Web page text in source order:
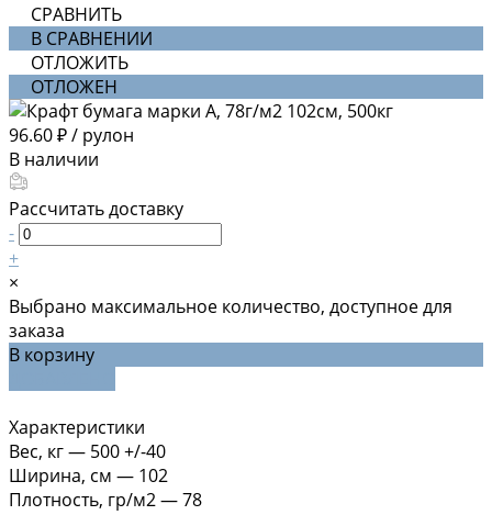
СРАВНИТЬ
В СРАВНЕНИИ
ОТЛОЖИТЬ
ОТЛОЖЕН
96.60 ₽/ рулон
В наличии
Рассчитать доставку
-
+
×
Выбрано максимальное количество, доступное для
заказа
В корзину
Характеристики
Вес, кг— 500 +/-40
Ширина, см — 102
Плотность, гр/м2—78